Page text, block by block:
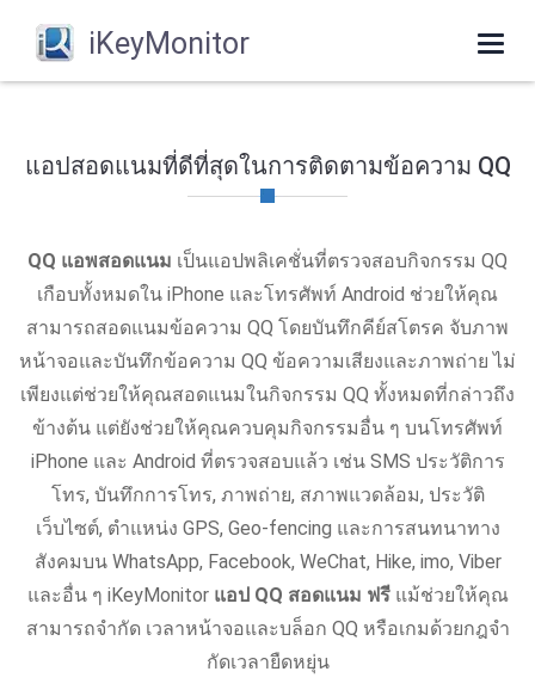
iKeyMonitor
แอปสอดแนมที่ดีที่สุดในการติดตามข้อความ QQ
QQ แอพสอดแนม เป็นแอปพลิเคชั่นที่ตรวจสอบกิจกรรม QQ
เกือบทั้งหมดใน iPhone และโทรศัพท์ Android ช่วยให้คุณ
สามารถสอดแนมข้อความ QQ โดยบันทึกคีย์สโตรค จับภาพ
หน้าจอและบันทึกข้อความ QQ ข้อความเสียงและภาพถ่าย ไม่
เพียงแต่ช่วยให้คุณสอดแนมในกิจกรรม QQ ทั้งหมดที่กล่าวถึง
ข้างต้น แต่ยังช่วยให้คุณควบคุมกิจกรรมอื่น ๆ บนโทรศัพท์
iPhone และ Android ที่ตรวจสอบแล้ว เช่น SMS ประวัติการ
โทร, บันทึกการโทร, ภาพถ่าย, สภาพแวดล้อม, ประวัติ
เว็บไซต์, ตําแหน่ง GPS, Geo-fencing และการสนทนาทาง
สังคมบน WhatsApp, Facebook, WeChat, Hike, imo, Viber
และอื่น ๆ iKeyMonitor แอป QQ สอดแนม ฟรีแม้ช่วยให้คุณ
สามารถจํากัด เวลาหน้าจอและบล็อก QQ หรือเกมด้วยกฎจํา
กัดเวลายืดหยุ่น